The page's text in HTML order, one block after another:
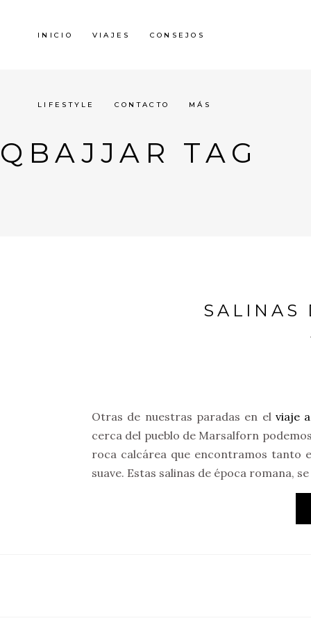
INICIO VIAJES CONSEJOS
LIFESTYLE CONTACTO MÁS
QBAJJAR TAG
SALINAS
Otras de nuestras paradas en el viaje
cerca del pueblo de Marsalforn
roca calcárea que encontramos tanto
suave. Estas salinas de época romana,